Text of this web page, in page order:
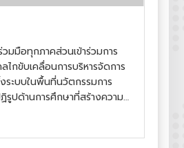
มมือทุกภาคส่วนเข้าร่วมการ
ไกขับเคลื่อนการบริหารจัดการ
ระบบในพื้นที่นวัตกรรมการ
รูปด้านการศึกษาที่สร้างความ
นจังหวัดเชียงใหม่